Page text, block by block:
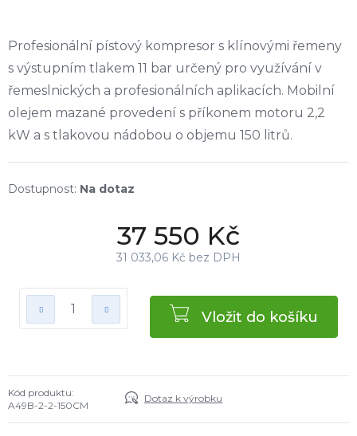
Profesionální pístový kompresor s klínovými řemeny
s výstupním tlakem 11 bar určený pro využívání v
řemeslnických a profesionálních aplikacích. Mobilní
olejem mazané provedení s příkonem motoru 2,2
kW a s tlakovou nádobou o objemu 150 litrů.
Na dotaz
37 550 Kč
31 033,06 Kč bez DPH
Vložit do košíku
Kód produktu:
A49B-2-2-150CM
Dotaz k výrobku